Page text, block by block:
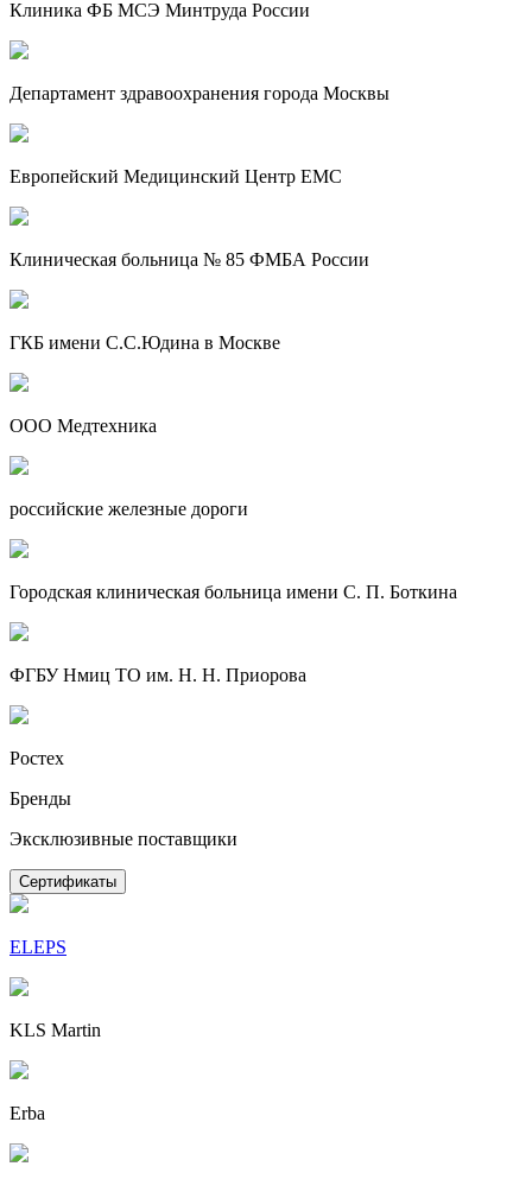
Клиника ФБ МСЭ Минтруда России
Департамент здравоохранения города Москвы
Европейский Медицинский Центр EMC
Клиническая больница № 85 ФМБА России
ГКБ имени С.С.Юдина в Москве
ООО Медтехника
российские железные дороги
Городская клиническая больница имени С. П. Боткина
ФГБУ Нмиц ТО им. Н. Н. Приорова
Ростех
Бренды
Эксклюзивные поставщики
Сертификаты
ELEPS
KLS Martin
Erba